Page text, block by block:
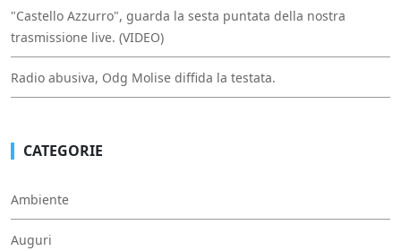
"Castello Azzurro", guarda la sesta puntata della nostra
trasmissione live. (VIDEO)
Radio abusiva, Odg Molise diffida la testata.
CATEGORIE
Ambiente
Auguri